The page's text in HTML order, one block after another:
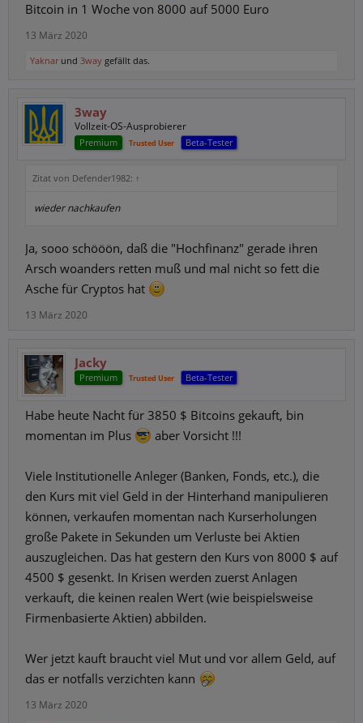
Bitcoin in 1 Woche von 8000 auf 5000 Euro
13 März 2020
Yaknar und 3way gefällt das.
3way
Vollzeit-OS-Ausprobierer
Premium Trusted User Beta-Tester
Zitat von Defender1982: ↑
wieder nachkaufen
Ja, sooo schööön, daß die "Hochfinanz" gerade ihren
Arsch woanders retten muß und mal nicht so fett die
Asche für Cryptos hat
13 März 2020
Jacky
Premium Trusted User Beta-Tester
Habe heute Nacht für 3850 $ Bitcoins gekauft, bin
momentan im Plus
aber Vorsicht !!!
Viele Institutionelle Anleger (Banken, Fonds, etc.), die
den Kurs mit viel Geld in der Hinterhand manipulieren
können, verkaufen momentan nach Kurserholungen
große Pakete in Sekunden um Verluste bei Aktien
auszugleichen. Das hat gestern den Kurs von 8000 $ auf
4500 $ gesenkt. In Krisen werden zuerst Anlagen
verkauft, die keinen realen Wert (wie beispielsweise
Firmenbasierte Aktien) abbilden.
Wer jetzt kauft braucht viel Mut und vor allem Geld, auf
das er notfalls verzichten kann
13 März 2020